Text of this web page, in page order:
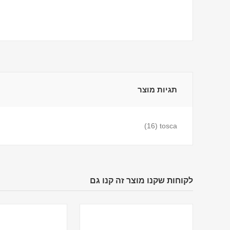
תגיות מוצר
tosca
(16)
לקוחות שקנו מוצר זה קנו גם